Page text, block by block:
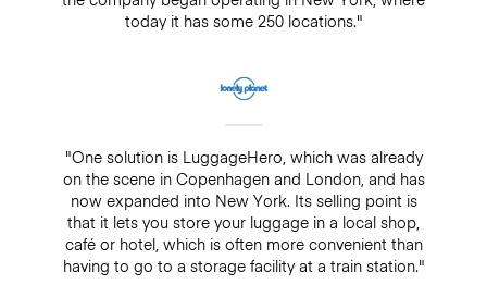
today it has some 250 locations."
"One solution is LuggageHero, which was already
on the scene in Copenhagen and London, and has
now expanded into New York. Its selling point is
that it lets you store your luggage in a local shop,
café or hotel, which is often more convenient than
having to go to a storage facility at a train station."